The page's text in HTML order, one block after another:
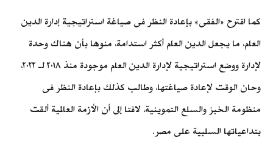
كما اقترح «الفقى» بإعادة النظر فى صياغة استراتيجية إدارة الدين
العام، ما يجعل الدين العام أكثر استدامة، منوها بأن هناك وحدة
لإدارة ووضع استراتيجية لإدارة الدين العام موجودة منذ ٢٠١٨ لـ ٢٠٢٢،
وحان الوقت لإعادة صياغتها، وطالب كذلك بإعادة النظر فى
منظومة الخبز والسلع التموينية، لافتا إلى أن الأزمة العالمية ألقت
بتداعياتها السلبية على مصر.